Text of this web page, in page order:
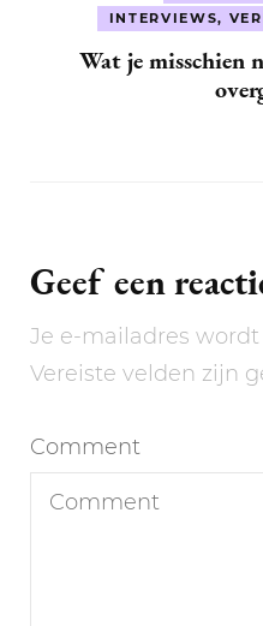
INTERVIEWS,
Wat je misschien
Geef een
Je e-mailadres
Vereiste velden zijn
Comment